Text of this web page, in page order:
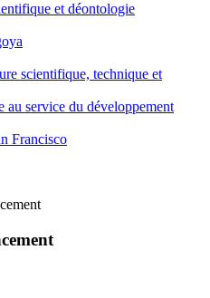
et déontologie
scientifique, technique et
au service du développement
Francisco